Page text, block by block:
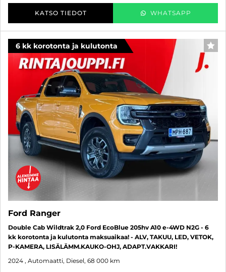
KATSO TIEDOT WHATSAPP
6 kk korotonta ja kulutonta
Ford Ranger
Double Cab Wildtrak 2,0 Ford EcoBlue 205hv A10 e-4WD N2G - 6
kk korotonta ja kulutonta maksuaikaa! - ALV, TAKUU, LED, VETOK,
P-KAMERA, LISÄLÄMM.KAUKO-OHJ, ADAPT.VAKKARI!
2024 , Automaatti, Diesel, 68 000 km